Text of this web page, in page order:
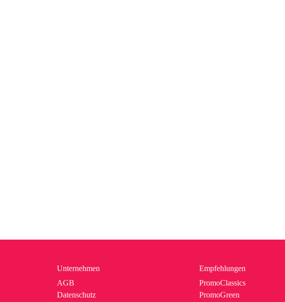
Unternehmen
AGB
Datenschutz
Empfehlungen
PromoClassics
PromoGreen